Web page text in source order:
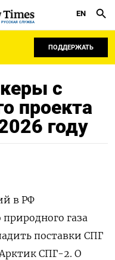
РУССКАЯ СЛУЖБА
EN
ПОДДЕРЖАТЬ
с
проекта
году
в РФ
газа
поставки СПГ
СПГ-2. О